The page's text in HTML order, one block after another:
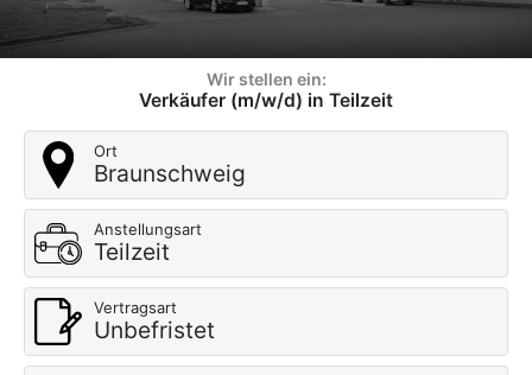
Wir stellen ein:
Verkäufer (m/w/d) in Teilzeit
Ort
Braunschweig
Anstellungsart
Teilzeit
Vertragsart
Unbefristet